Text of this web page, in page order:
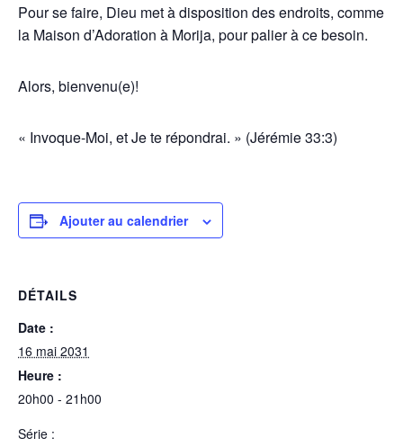
Pour se faire, Dieu met à disposition des endroits, comme
la Maison d’Adoration à Morija, pour palier à ce besoin.
Alors, bienvenu(e)!
« Invoque-Moi, et Je te répondrai. » (Jérémie 33:3)
Ajouter au calendrier
DÉTAILS
Date :
16 mai 2031
Heure :
20h00 - 21h00
Série :